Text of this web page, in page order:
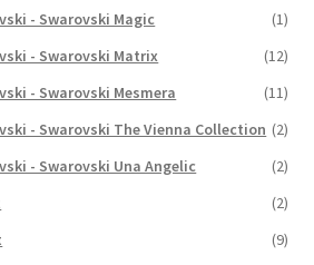
- Swarovski Magic
(1)
- Swarovski Matrix
(12)
- Swarovski Mesmera
(11)
- Swarovski The Vienna Collection (2)
- Swarovski Una Angelic
(2)
(2)
(9)